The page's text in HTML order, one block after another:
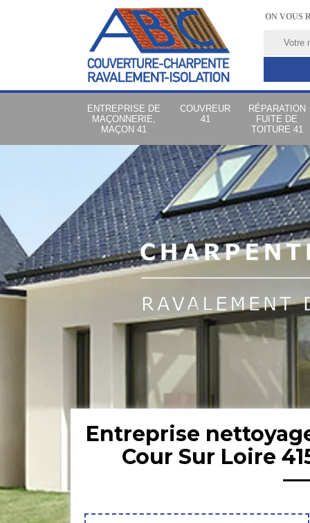
ON VOUS
ENTREPRISE DE
MAÇONNERIE,
MAÇON 41
COUVREUR
41
RÉPARATION
FUITE DE
TOITURE 41
Entreprise
Cour Sur Loire